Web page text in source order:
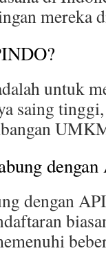
mereka
untuk
saing
dengan